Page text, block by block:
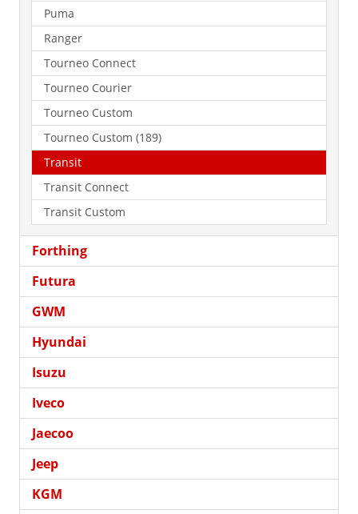
Puma
Ranger
Tourneo Connect
Tourneo Courier
Tourneo Custom
Tourneo Custom (189)
Transit
Transit Connect
Transit Custom
Forthing
Futura
GWM
Hyundai
Isuzu
Iveco
Jaecoo
Jeep
KGM